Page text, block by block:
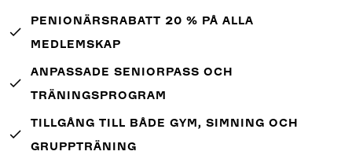
done
PENIONÄRSRABATT 20 % PÅ ALLA
MEDLEMSKAP
done
ANPASSADE SENIORPASS OCH
TRÄNINGSPROGRAM
done
TILLGÅNG TILL BÅDE GYM, SIMNING OCH
GRUPPTRÄNING